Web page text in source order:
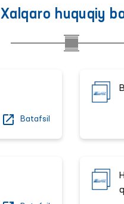
Xalqaro huquqiy
Batafsil